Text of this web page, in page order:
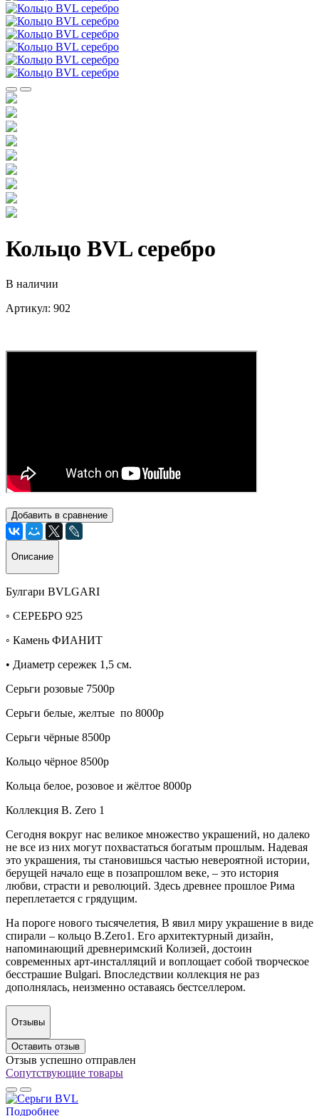
Кольцо BVL серебро
В наличии
Артикул: 902
Добавить в сравнение
Описание
Булгари BVLGARI
◦ СЕРЕБРО 925
◦ Камень ФИАНИТ
• Диаметр сережек 1,5 см.
Серьги розовые 7500р
Серьги белые, желтые по 8000р
Серьги чёрные 8500р
Кольцо чёрное 8500р
Кольца белое, розовое и жёлтое 8000р
Коллекция B. Zero 1
Сегодня вокруг нас великое множество украшений, но далеко
не все из них могут похвастаться богатым прошлым. Надевая
это украшения, ты становишься частью невероятной истории,
берущей начало еще в позапрошлом веке, – это история
любви, страсти и революций. Здесь древнее прошлое Рима
переплетается с грядущим.
На пороге нового тысячелетия, В явил миру украшение в виде
спирали – кольцо B.Zero1. Его архитектурный дизайн,
напоминающий древнеримский Колизей, достоин
современных арт-инсталляций и воплощает собой творческое
бесстрашие Bulgari. Впоследствии коллекция не раз
дополнялась, неизменно оставаясь бестселлером.
Отзывы
Оставить отзыв
Отзыв успешно отправлен
Сопутствующие товары
Подробнее